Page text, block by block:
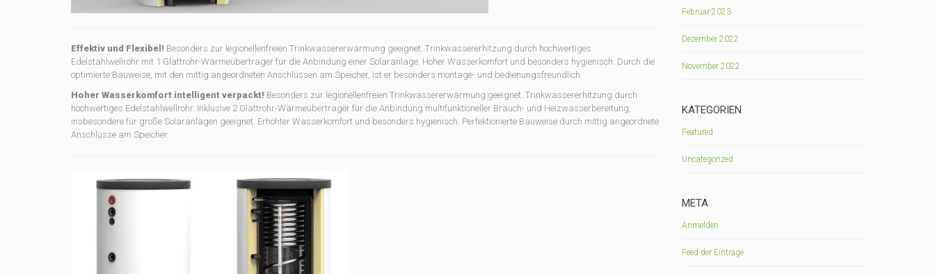
Effektiv und Flexibel! Besonders zur legionellenfreien Trinkwassererwärmung geeignet. Trinkwassererhitzung durch hochwertiges
Edelstahlwellrohr mit 1 Glattrohr-Wärmeübertrager für die Anbindung einer Solaranlage. Hoher Wasserkomfort und besonders hygienisch. Durch die
optimierte Bauweise, mit den mittig angeordneten Anschlüssen am Speicher, ist er besonders montage- und bedienungsfreundlich.
Hoher Wasserkomfort intelligent verpackt! Besonders zur legionellenfreien Trinkwassererwärmung geeignet. Trinkwassererhitzung durch
hochwertiges Edelstahlwellrohr. Inklusive 2 Glattrohr-Wärmeübertrager für die Anbindung multifunktioneller Brauch- und Heizwasserbereitung,
insbesondere für große Solaranlagen geeignet. Erhöhter Wasserkomfort und besonders hygienisch. Perfektionierte Bauweise durch mittig angeordnete
Anschlüsse am Speicher.
Februar 2023
Dezember 2022
November 2022
KATEGORIEN
Featured
Uncategorized
META
Anmelden
Feed der Einträge